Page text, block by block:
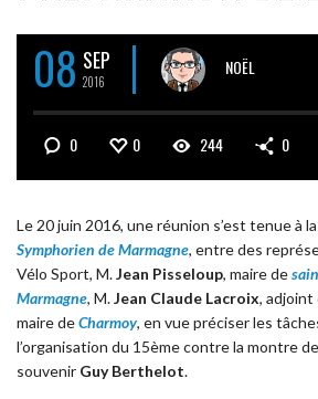
08 SEP
2016
NOËL
0 0 244 0
Le 20 juin 2016, une réunion s’est tenue à
Symphorien de Marmagne, entre des
Vélo Sport, M.Jean Pisseloup, maire de
Marmagne, M.Jean Claude Lacroix, adjoint
maire deCharmoy, en vue préciser les
l’organisation du 15ème contre la montre
souvenir Guy Berthelot.